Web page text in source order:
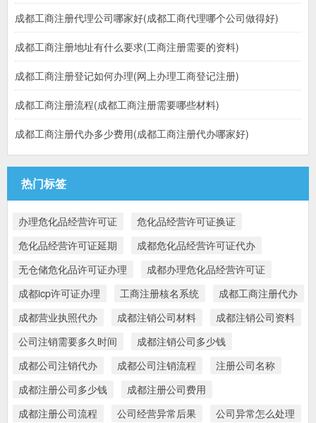
成都工商注册代理公司哪家好(成都工商代理哪个公司做得好)
成都工商注册地址有什么要求(工商注册需要的资料)
成都工商注册登记如何办理(网上办理工商登记注册)
成都工商注册流程(成都工商注册需要哪些材料)
成都工商注册代办多少费用(成都工商注册代办哪家好)
热门标签
办理危化品经营许可证
危化品经营许可证换证
危化品经营许可证延期
成都危化品经营许可证代办
无仓储危化品许可证办理
成都办理危化品经营许可证
成都icp许可证办理
工商注册核名系统
成都工商注册代办
成都营业执照代办
成都注销公司材料
成都注销公司资料
公司注销需要多久时间
成都注销公司多少钱
成都公司注销代办
成都公司注销流程
注册公司名称
成都注册公司多少钱
成都注册公司费用
成都注册公司流程
公司经营异常后果
公司异常怎么处理